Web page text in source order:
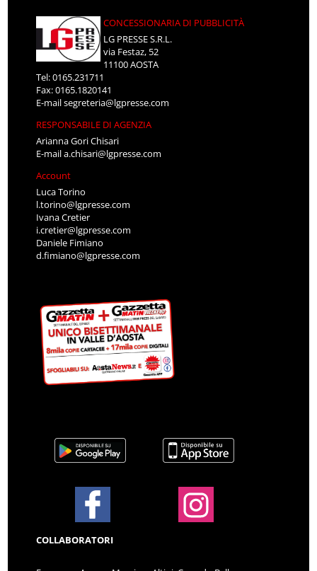
CONCESSIONARIA DI PUBBLICITÀ
LG PRESSE S.R.L.
via Festaz, 52
11100 AOSTA
Tel: 0165.231711
Fax: 0165.1820141
E-mailsegreteria@lgpresse.com
RESPONSABILE DI AGENZIA
Arianna Gori Chisari
E-maila.chisari@lgpresse.com
Account
Luca Torino
l.torino@lgpresse.com
Ivana Cretier
i.cretier@lgpresse.com
Daniele Fimiano
d.fimiano@lgpresse.com
COLLABORATORI